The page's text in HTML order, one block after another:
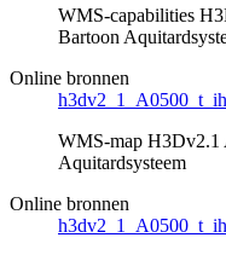
WMS-capabilities
Bartoon
Online bronnen
h3dv2_1_A0500_t_ih
WMS-map H3Dv2.1
Aquitardsysteem
Online bronnen
h3dv2_1_A0500_t_ih